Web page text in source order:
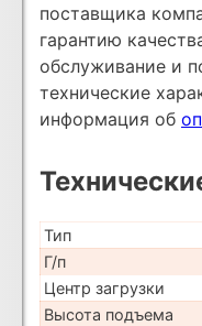
поставщика
гарантию
обслуживание и
технические
информация об
Тип
Г/п
Центр загрузки
Высота подъема